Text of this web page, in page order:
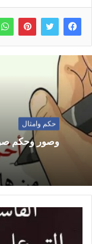
حكم وامثال
وصور وحكم